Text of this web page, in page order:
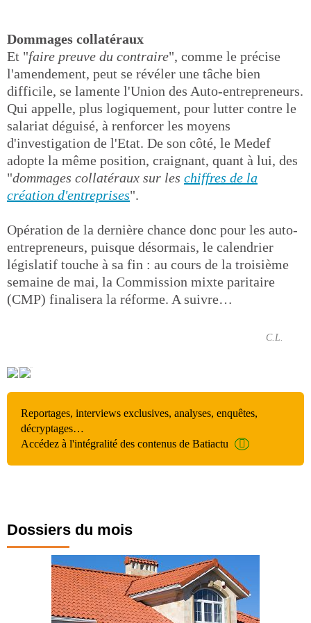
Dommages collatéraux
Et "faire preuve du contraire", comme le précise
l'amendement, peut se révéler une tâche bien
difficile, se lamente l'Union des Auto-entrepreneurs.
Qui appelle, plus logiquement, pour lutter contre le
salariat déguisé, à renforcer les moyens
d'investigation de l'Etat. De son côté, le Medef
adopte la même position, craignant, quant à lui, des
"dommages collatéraux sur les chiffres de la
création d'entreprises".
Opération de la dernière chance donc pour les auto-
entrepreneurs, puisque désormais, le calendrier
législatif touche à sa fin : au cours de la troisième
semaine de mai, la Commission mixte paritaire
(CMP) finalisera la réforme. A suivre…
C.L.
Reportages, interviews exclusives, analyses, enquêtes,
décryptages…
Accédez à l'intégralité des contenus de Batiactu
Dossiers du mois